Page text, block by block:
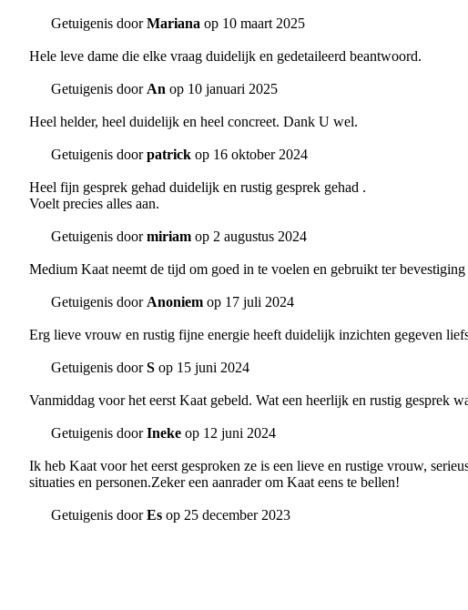
Getuigenis doorMariana op 10 maart 2025
Hele leve dame die elke vraag duidelijk en gedetaileerd beantwoord.
Getuigenis door An op 10 januari 2025
Heel helder, heel duidelijk en heel concreet. Dank U wel.
Getuigenis doorpatrick op 16 oktober 2024
Heel fijn gesprek gehad duidelijk en rustig gesprek gehad .
Voelt precies alles aan.
Getuigenis doormiriam op 2 augustus 2024
Medium Kaat neemt de tijd om goed in te voelen en gebruikt ter
Getuigenis door Anoniem op 17 juli 2024
Erg lieve vrouw en rustig fijne energie heeft duidelijk inzichten gegeven
Getuigenis doorS op 15 juni 2024
Vanmiddag voor het eerst Kaat gebeld. Wat een heerlijk en rustig gesprek
Getuigenis doorIneke op 12 juni 2024
Ik heb Kaat voor het eerst gesproken ze is een lieve en rustige vrouw,
situaties en personen.Zeker een aanrader om Kaat eens te bellen!
Getuigenis doorEs op 25 december 2023